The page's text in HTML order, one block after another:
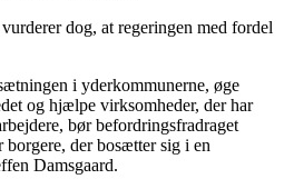
dog, at regeringen med fordel
i yderkommunerne, øge
og hjælpe virksomheder, der har
bør befordringsfradraget
der bosætter sig i en
Damsgaard.